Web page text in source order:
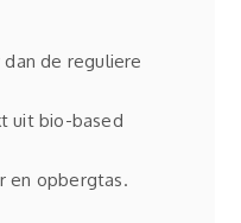
de reguliere
uit bio-based
en opbergtas.